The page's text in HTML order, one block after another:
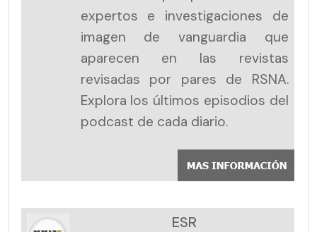
expertos e investigaciones de
imagen de vanguardia que
aparecen en las revistas
revisadas por pares de RSNA.
Explora los últimos episodios del
podcast de cada diario.
ESR